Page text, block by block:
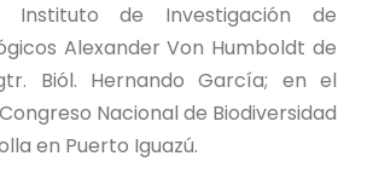
Instituto de Investigación de
Alexander Von Humboldt de
Biól. Hernando García; en el
Nacional de Biodiversidad
en Puerto Iguazú.